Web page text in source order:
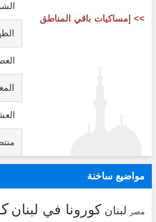
>> إمساكيات باقي المناطق
مواضيع ساخنة
مصر لبنان كورونا في لبنان